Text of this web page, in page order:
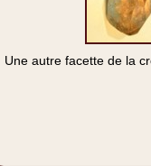
Une autre facette de la